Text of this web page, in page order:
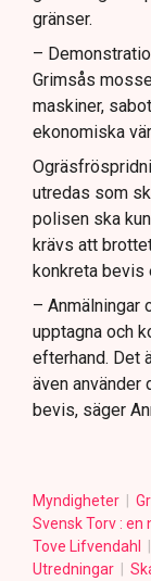
gränser.
–
Grimsås
maskiner,
ekonomiska
utredas som
polisen ska
krävs att
konkreta bevis
– Anmälningar
upptagna och
efterhand. Det
även använder
bevis, säger
Myndigheter
Svensk Torv : en
Tove Lifvendahl
Utredningar